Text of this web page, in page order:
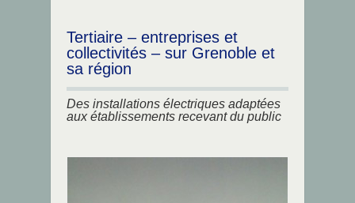
Tertiaire – entreprises et
collectivités – sur Grenoble et
sa région
Des installations électriques adaptées
aux établissements recevant du public